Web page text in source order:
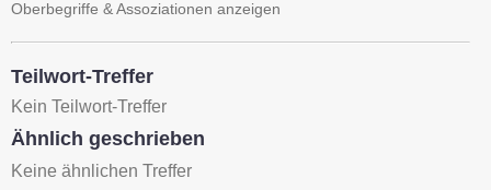
Oberbegriffe & Assoziationen anzeigen
Teilwort-Treffer
Kein Teilwort-Treffer
Ähnlich geschrieben
Keine ähnlichen Treffer